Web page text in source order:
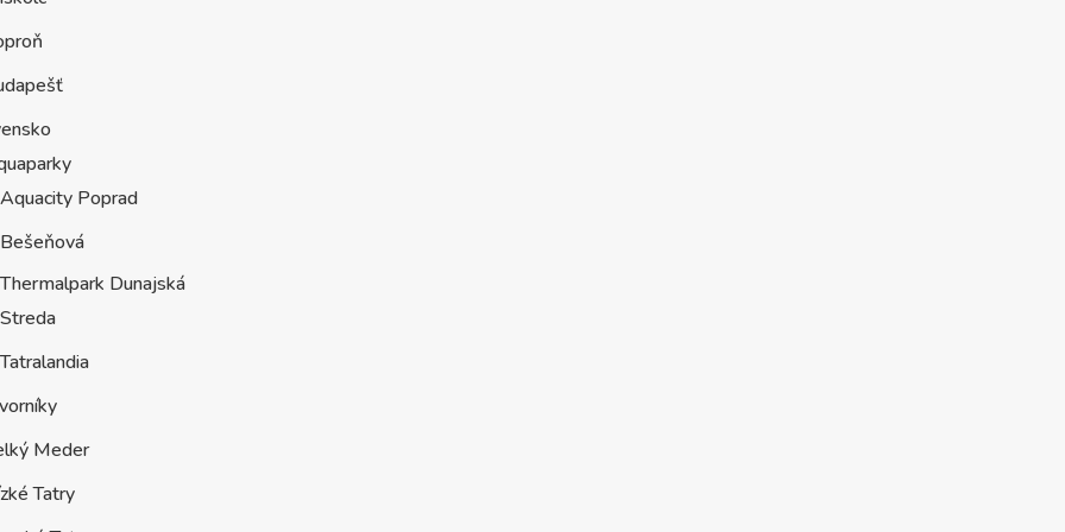
Aquacity Poprad
Bešeňová
Thermalpark Dunajská
Streda
Tatralandia
Meder
Tatry